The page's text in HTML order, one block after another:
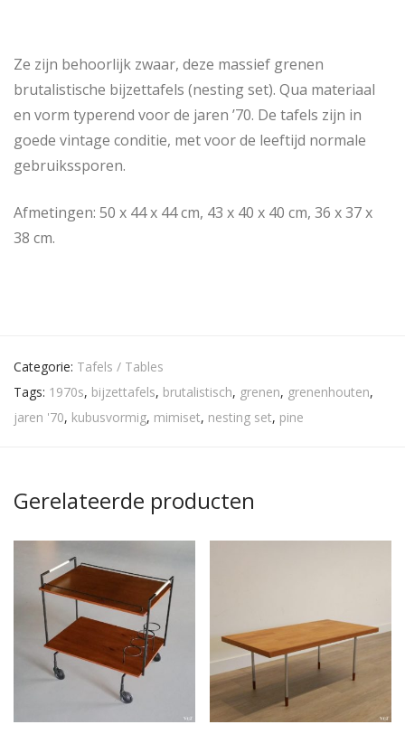
Ze zijn behoorlijk zwaar, deze massief grenen
brutalistische bijzettafels (nesting set). Qua materiaal
en vorm typerend voor de jaren ’70. De tafels zijn in
goede vintage conditie, met voor de leeftijd normale
gebruikssporen.
Afmetingen: 50 x 44 x 44 cm, 43 x 40 x 40 cm, 36 x 37 x
38 cm.
Categorie: Tafels / Tables
Tags: 1970s, bijzettafels, brutalistisch, grenen, grenenhouten,
jaren '70, kubusvormig, mimiset, nesting set, pine
Gerelateerde producten